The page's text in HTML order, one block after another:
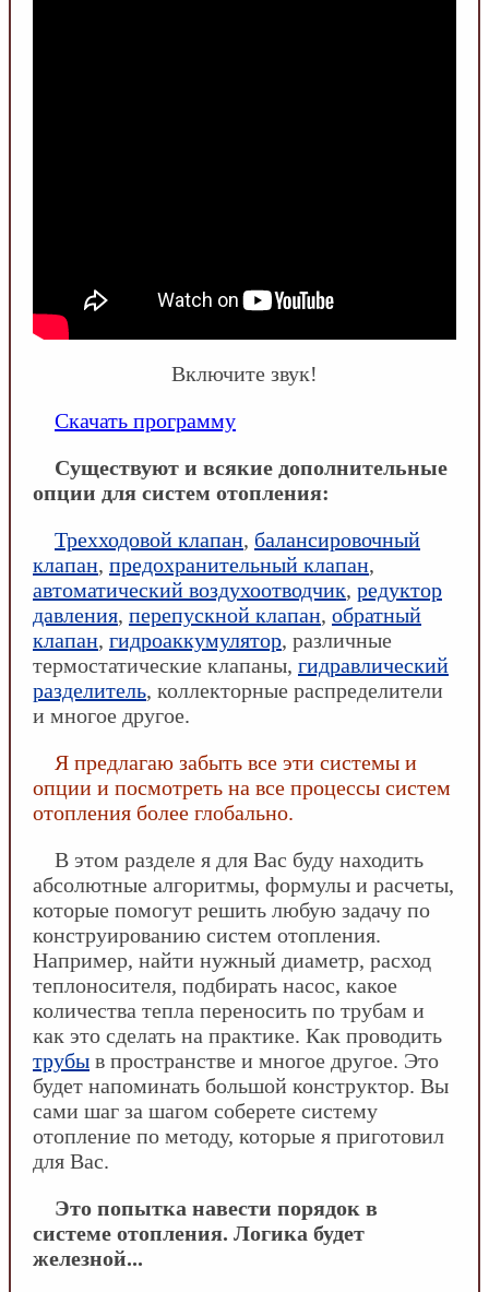
Включите звук!
Скачать программу
Существуют и всякие дополнительные
опции для систем отопления:
Трехходовой клапан, балансировочный
клапан, предохранительный клапан,
автоматический воздухоотводчик, редуктор
давления, перепускной клапан, обратный
клапан, гидроаккумулятор, различные
термостатические клапаны, гидравлический
разделитель, коллекторные распределители
и многое другое.
Я предлагаю забыть все эти системы и
опции и посмотреть на все процессы систем
отопления более глобально.
В этом разделе я для Вас буду находить
абсолютные алгоритмы, формулы и расчеты,
которые помогут решить любую задачу по
конструированию систем отопления.
Например, найти нужный диаметр, расход
теплоносителя, подбирать насос, какое
количества тепла переносить по трубам и
как это сделать на практике. Как проводить
трубы в пространстве и многое другое. Это
будет напоминать большой конструктор. Вы
сами шаг за шагом соберете систему
отопление по методу, которые я приготовил
для Вас.
Это попытка навести порядок в
системе отопления. Логика будет
железной...